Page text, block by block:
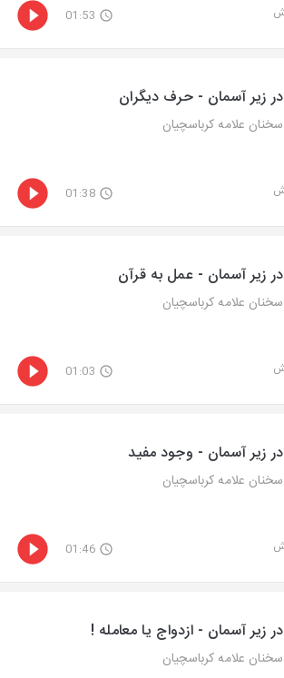
01:53
در زیر آسمان - حرف دیگران
سخنان علامه کرباسچیان
01:38
در زیر آسمان - عمل به قرآن
سخنان علامه کرباسچیان
01:03
در زیر آسمان - وجود مفید
سخنان علامه کرباسچیان
01:46
در زیر آسمان - ازدواج یا معامله !
سخنان علامه کرباسچیان